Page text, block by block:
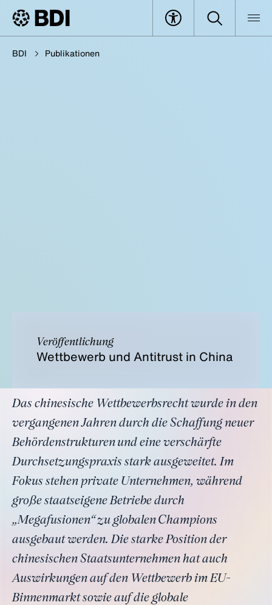
BDI Publikationen
Veröffentlichung
Wettbewerb und Antitrust in China
Das chinesische Wettbewerbsrecht wurde in den
vergangenen Jahren durch die Schaffung neuer
Behördenstrukturen und eine verschärfte
Durchsetzungspraxis stark ausgeweitet. Im
Fokus stehen private Unternehmen, während
große staatseigene Betriebe durch
„Megafusionen“ zu globalen Champions
ausgebaut werden. Die starke Position der
chinesischen Staatsunternehmen hat auch
Auswirkungen auf den Wettbewerb im EU-
Binnenmarkt sowie auf die globale